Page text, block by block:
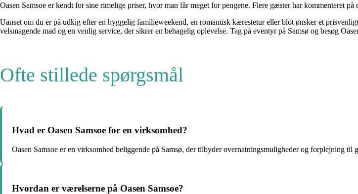
Oasen Samsoe er kendt for sine rimelige priser, hvor man får meget for pengene. Flere gæster har kommenteret
Uanset om du er på udkig efter en hyggelig familieweekend, en romantisk kærestetur eller blot ønsker et
velsmagende mad og en venlig service, der sikrer en behagelig oplevelse. Tag på eventyr på Samsø og besøg
Ofte stillede spørgsmål
Hvad er Oasen Samsoe for en virksomhed?
Oasen Samsoe er en virksomhed beliggende på Samsø, der tilbyder overnatningsmuligheder og forplejning
Hvordan er værelserne på Oasen Samsoe?